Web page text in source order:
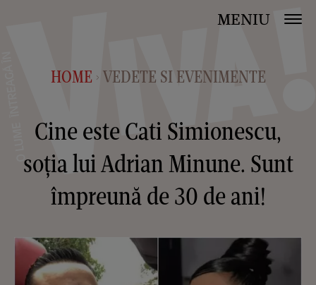
MENIU
HOME > VEDETE SI EVENIMENTE
Cine este Cati Simionescu,
soția lui Adrian Minune. Sunt
împreună de 30 de ani!